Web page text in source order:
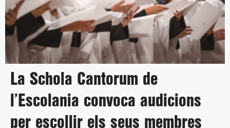
La Schola Cantorum de
l’Escolania convoca audicions
per escollir els seus membres